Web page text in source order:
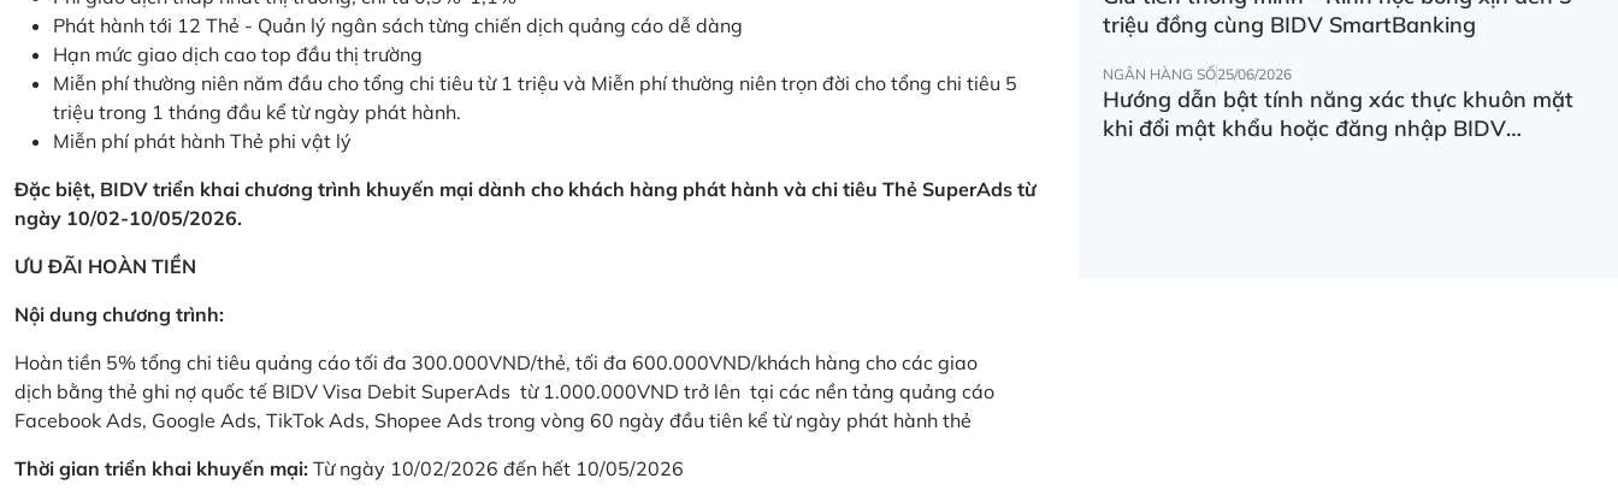
Phát hành tới 12 Thẻ - Quản lý ngân sách từng chiến dịch quảng cáo dễ dàng
Hạn mức giao dịch cao top đầu thị trường
Miễn phí thường niên năm đầu cho tổng chi tiêu từ 1 triệu và Miễn phí thường niên trọn đời cho tổng chi tiêu 5
triệu trong 1 tháng đầu kể từ ngày phát hành.
Miễn phí phát hành Thẻ phi vật lý
Đặc biệt, BIDV triển khai chương trình khuyến mại dành cho khách hàng phát hành và chi tiêu Thẻ SuperAds từ
ngày 10/02-10/05/2026.
ƯU ĐÃI HOÀN TIỀN
Nội dung chương trình:
Hoàn tiền 5% tổng chi tiêu quảng cáo tối đa 300.000VND/thẻ, tối đa 600.000VND/khách hàng cho các giao
dịch bằng thẻ ghi nợ quốc tế BIDV Visa Debit SuperAds từ 1.000.000VND trở lên tại các nền tảng quảng cáo
Facebook Ads, Google Ads, TikTok Ads, Shopee Ads trong vòng 60 ngày đầu tiên kể từ ngày phát hành thẻ
Thời gian triển khai khuyến mại: Từ ngày 10/02/2026 đến hết 10/05/2026
triệu đồng cùng BIDV SmartBanking
NGÂN HÀNG SỐ25/06/2026
Hướng dẫn bật tính năng xác thực khuôn mặt
khi đổi mật khẩu hoặc đăng nhập BIDV